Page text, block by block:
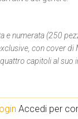
e numerata (250
con cover di
capitoli al suo
Accedi per